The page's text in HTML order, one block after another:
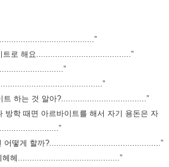
트로 해요........................................”
트 하는 것 알아?....................................”
방학 때면 아르바이트를 해서 자기 용돈은 자
어떻게 할까?...............................................”
헤헤...........................................”